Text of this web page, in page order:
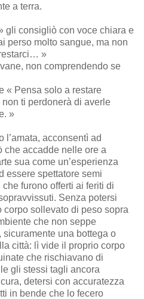
a terra.
gli consigliò con voce chiara e
perso molto sangue, ma non
»
non comprendendo se
« Pensa solo a restare
ti perdonerà di averle
»
l’amata, acconsentì ad
che accadde nelle ore a
sua come un’esperienza
essere spettatore semi
furono offerti ai feriti di
Senza potersi
sollevato di peso sopra
che non seppe
una bottega o
città: lì vide il proprio corpo
che rischiavano di
gli stessi tagli ancora
detersi con accuratezza
in bende che lo fecero